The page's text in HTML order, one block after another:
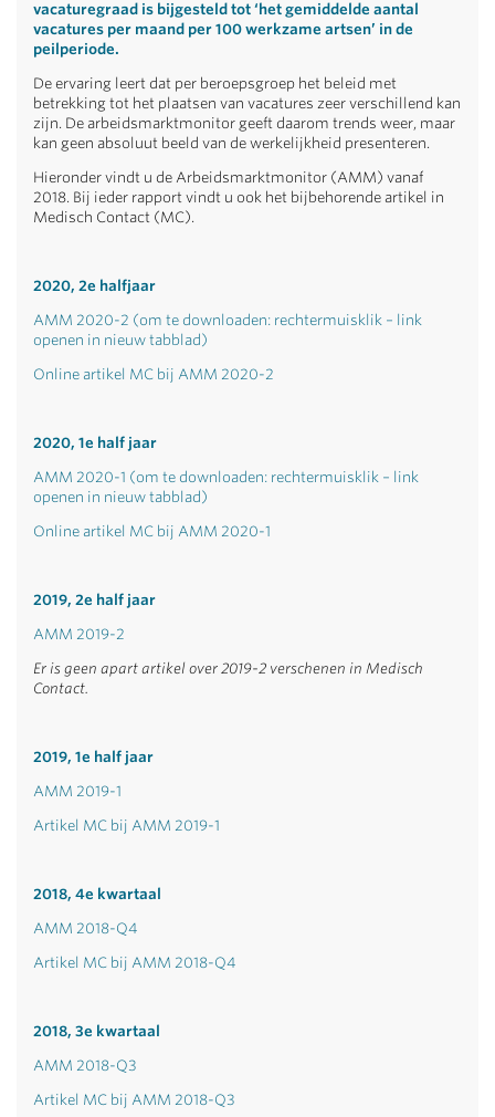
vacaturegraad is bijgesteld tot ‘het gemiddelde aantal
vacatures per maand per 100 werkzame artsen’ in de
peilperiode.
De ervaring leert dat per beroepsgroep het beleid met
betrekking tot het plaatsen van vacatures zeer verschillend kan
zijn. De arbeidsmarktmonitor geeft daarom trends weer, maar
kan geen absoluut beeld van de werkelijkheid presenteren.
Hieronder vindt u de Arbeidsmarktmonitor (AMM) vanaf
2018. Bij ieder rapport vindt u ook het bijbehorende artikel in
Medisch Contact (MC).
2020, 2e halfjaar
AMM 2020-2 (om te downloaden: rechtermuisklik – link
openen in nieuw tabblad)
Online artikel MC bij AMM 2020-2
2020, 1e half jaar
AMM 2020-1 (om te downloaden: rechtermuisklik – link
openen in nieuw tabblad)
Online artikel MC bij AMM 2020-1
2019, 2e half jaar
AMM 2019-2
Er is geen apart artikel over 2019-2 verschenen in Medisch
Contact.
2019, 1e half jaar
AMM 2019-1
Artikel MC bij AMM 2019-1
2018, 4e kwartaal
AMM 2018-Q4
Artikel MC bij AMM 2018-Q4
2018, 3e kwartaal
AMM 2018-Q3
Artikel MC bij AMM 2018-Q3